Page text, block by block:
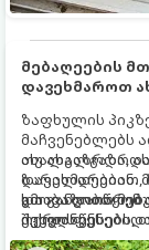
მებაღეების
დავეხმაროთ
ზაფხულის
მაჩვენებლებს
ახალგაზრდა,
ზარალდებიან.
და
ქვედა
თუ
ხმობა დაიწყონ
შეხვდნენ.
გთავაზობთ
ოქროს წესებს,
ხეები